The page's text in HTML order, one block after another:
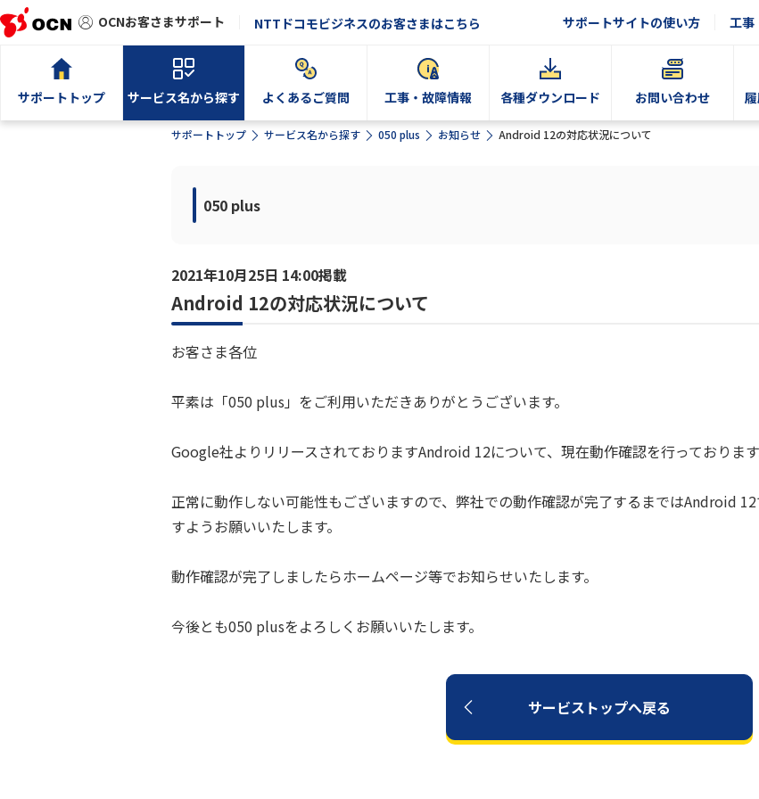
OCNお客さまサポート NTTドコモビジネスのお客さまはこちら サポートサイトの使い方 工事
サポートトップ サービス名から探す よくあるご質問 工事・故障情報 各種ダウンロード お問い合わせ
サポートトップ サービス名から探す 050 plus お知らせ Android 12の対応状況について
050 plus
2021年10月25日 14:00掲載
Android 12の対応状況について
お客さま各位
平素は「050 plus」をご利用いただきありがとうございます。
Google社よりリリースされておりますAndroid 12について、現在動作確認を行っております
正常に動作しない可能性もございますので、弊社での動作確認が完了するまではAndroid
すようお願いいたします。
動作確認が完了しましたらホームページ等でお知らせいたします。
今後とも050 plusをよろしくお願いいたします。
サービストップへ戻る